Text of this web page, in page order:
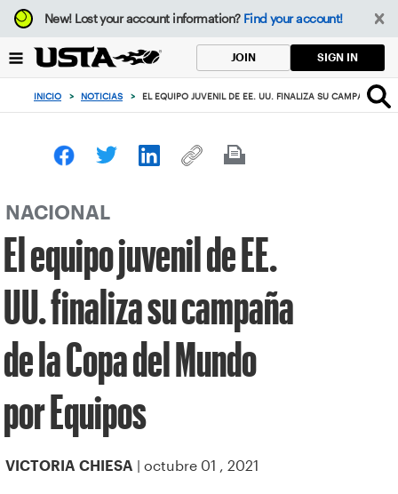
Enfoque
desde
botón
volver
principio
New!Lost your account information? Find your account!
JOIN SIGN IN
INICIO > NOTICIAS > EL EQUIPO JUVENIL DE EE. UU. FINALIZA SU CAMPAÑA DE
NACIONAL
El equipo juvenil de EE.
UU. finaliza su campaña
de la Copa del Mundo
por Equipos
VICTORIA CHIESA | octubre 01 , 2021